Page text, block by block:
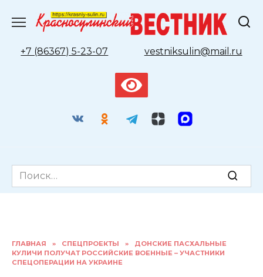
содержанию
+7 (86367) 5-23-07
vestniksulin@mail.ru
Search
for:
ГЛАВНАЯ » СПЕЦПРОЕКТЫ »
ДОНСКИЕ ПАСХАЛЬНЫЕ
КУЛИЧИ ПОЛУЧАТ РОССИЙСКИЕ ВОЕННЫЕ – УЧАСТНИКИ
СПЕЦОПЕРАЦИИ НА УКРАИНЕ